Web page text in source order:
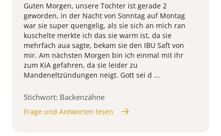
Guten Morgen, unsere Tochter ist gerade 2
geworden, in der Nacht von Sonntag auf Montag
war sie super quengelig, als sie sich an mich ran
kuschelte merkte ich das sie warm ist, da sie
mehrfach aua sagte, bekam sie den IBU Saft von
mir. Am nächsten Morgen bin ich einmal mit ihr
zum KiA gefahren, da sie leider zu
Mandeneltzündungen neigt. Gott sei d ...
Stichwort: Backenzähne
Frage und Antworten lesen